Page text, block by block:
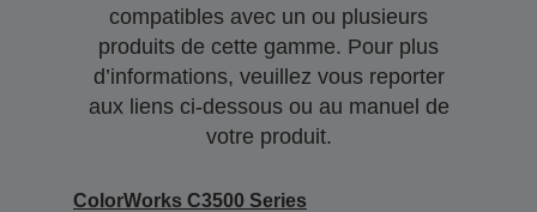
compatibles avec un ou plusieurs
produits de cette gamme. Pour plus
d’informations, veuillez vous reporter
aux liens ci-dessous ou au manuel de
votre produit.
ColorWorks C3500 Series